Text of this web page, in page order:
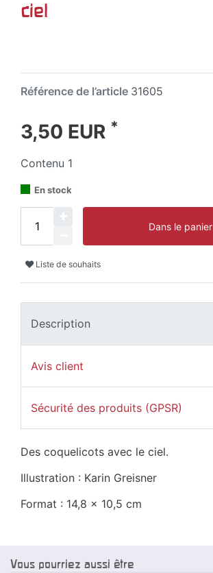
ciel
Référence de l’article 31605
3,50 EUR *
Contenu 1
En stock
Dans le panier
Liste de souhaits
Description
Avis client
Sécurité des produits (GPSR)
Des coquelicots avec le ciel.
Illustration : Karin Greisner
Format : 14,8 x 10,5 cm
Vous pourriez aussi être